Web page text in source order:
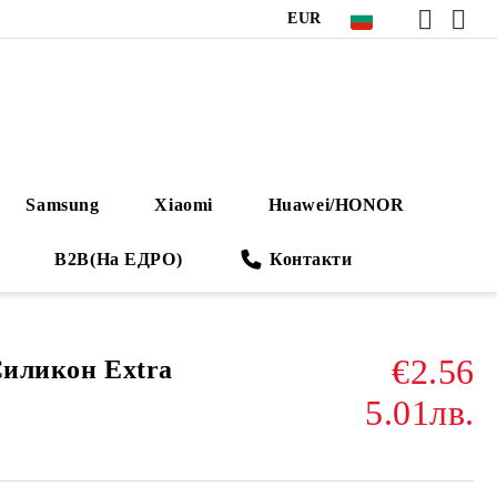
EUR
Samsung Xiaomi Huawei/HONOR
B2B(На ЕДРО) Контакти
Extra
€2.56
5.01лв.